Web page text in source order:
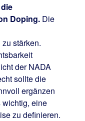
Doping.Die
stärken.
der NADA
sollte die
ergänzen
wichtig, eine
zu definieren.